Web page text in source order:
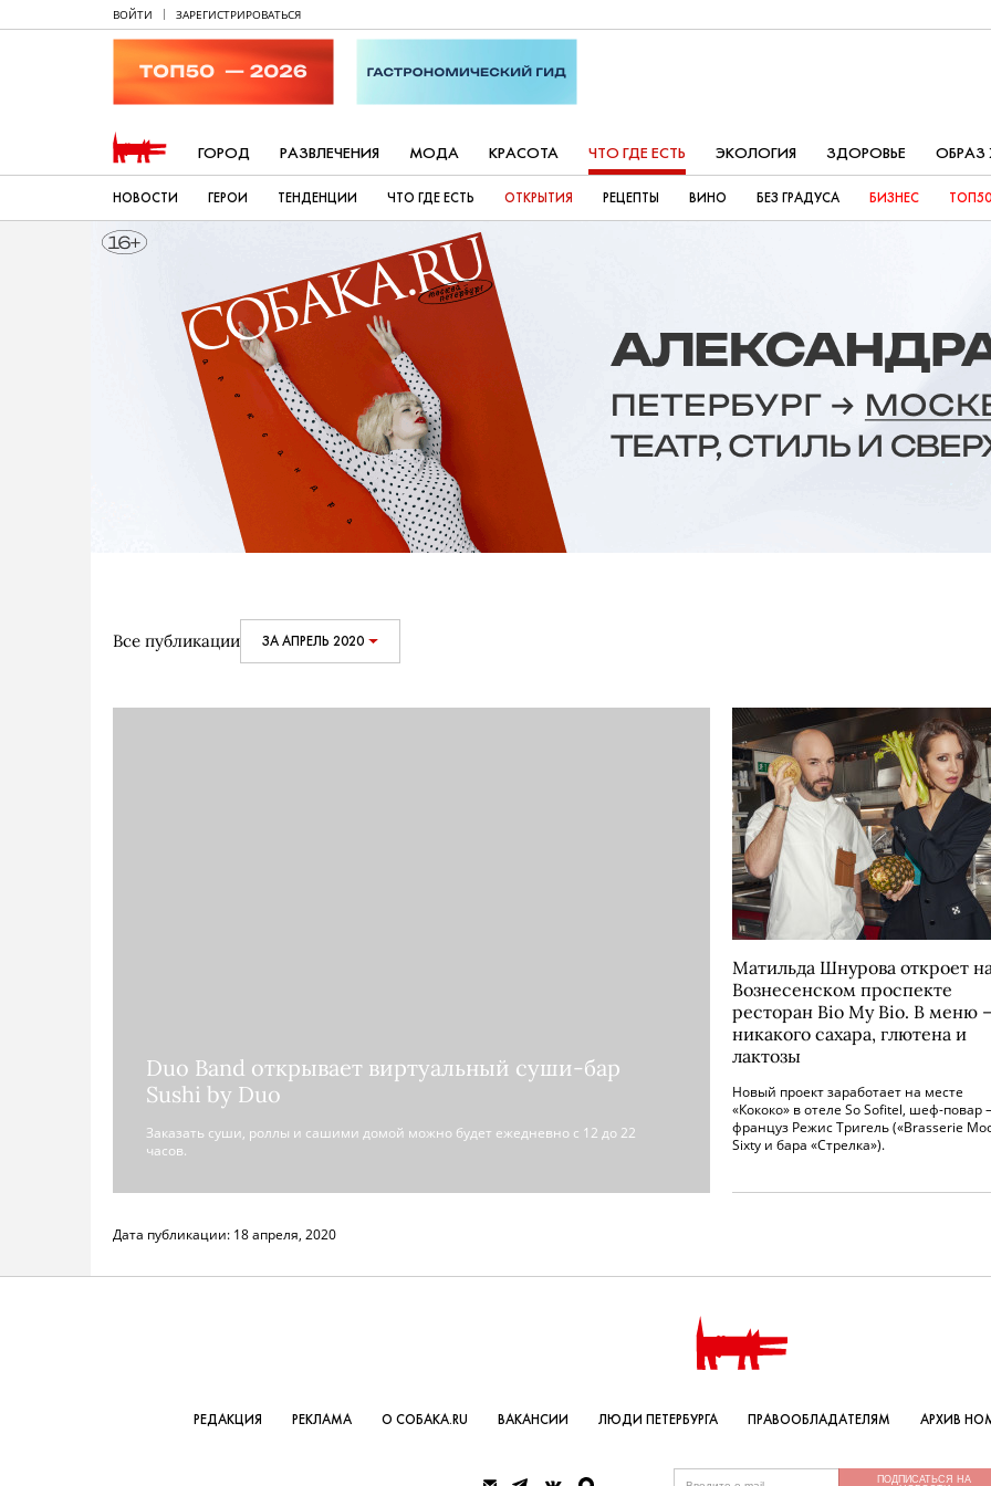
ВОЙТИ ЗАРЕГИСТРИРОВАТЬСЯ
ГОРОД РАЗВЛЕЧЕНИЯ МОДА КРАСОТА ЧТО ГДЕ ЕСТЬ ЭКОЛОГИЯ ЗДОРОВЬЕ
НОВОСТИ ГЕРОИ ТЕНДЕНЦИИ ЧТО ГДЕ ЕСТЬ ОТКРЫТИЯ РЕЦЕПТЫ ВИНО БЕЗ ГРАДУСА БИЗНЕС
Все публикации ЗА АПРЕЛЬ 2020
Duo Band открывает виртуальный суши-бар
Sushi by Duo
Заказать суши, роллы и сашими домой можно будет ежедневно с 12 до 22
часов.
Матильда Шнурова откроет
Вознесенском проспекте
ресторан Bio My Bio. В меню
никакого сахара, глютена и
лактозы
Новый проект заработает на месте
«Кококо» в отеле So Sofitel, шеф-повар
француз Режис Тригель («Brasserie
Sixty и бара «Стрелка»).
Дата публикации: 18 апреля, 2020
РЕДАКЦИЯ РЕКЛАМА О СОБАКА.RU ВАКАНСИИ ЛЮДИ ПЕТЕРБУРГА ПРАВООБЛАДАТЕЛЯМ АРХИВ
ПОДПИСАТЬСЯ НА